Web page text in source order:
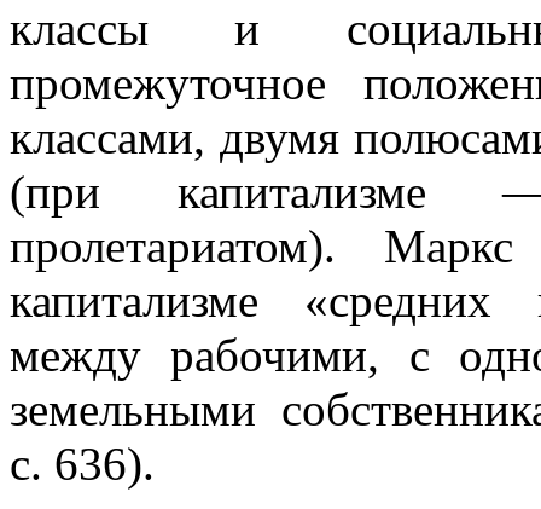
классы и
промежуточное
классами, двумя
(при
пролетариатом).
капитализме
между рабочими, с
земельными
с. 636).